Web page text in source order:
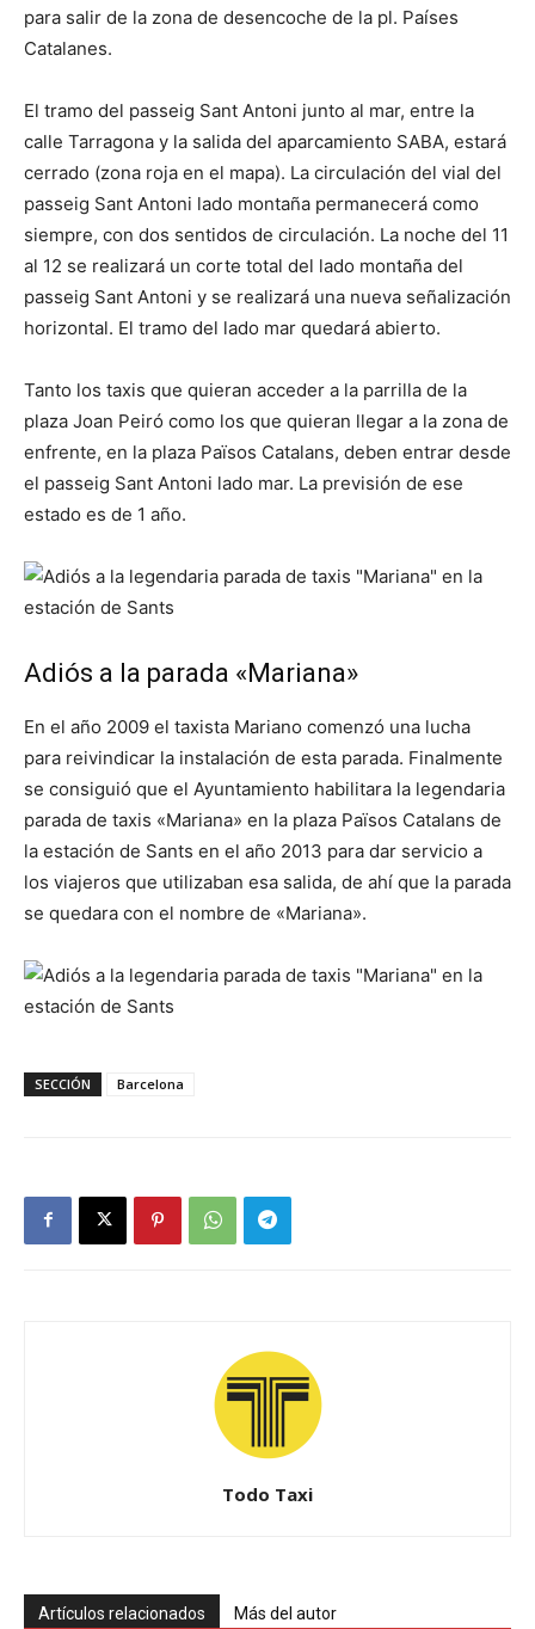
para salir de la zona de desencoche de la pl. Países
Catalanes.
El tramo del passeig Sant Antoni junto al mar, entre la
calle Tarragona y la salida del aparcamiento SABA, estará
cerrado (zona roja en el mapa). La circulación del vial del
passeig Sant Antoni lado montaña permanecerá como
siempre, con dos sentidos de circulación. La noche del 11
al 12 se realizará un corte total del lado montaña del
passeig Sant Antoni y se realizará una nueva señalización
horizontal. El tramo del lado mar quedará abierto.
Tanto los taxis que quieran acceder a la parrilla de la
plaza Joan Peiró como los que quieran llegar a la zona de
enfrente, en la plaza Països Catalans, deben entrar desde
el passeig Sant Antoni lado mar. La previsión de ese
estado es de 1 año.
Adiós a la parada «Mariana»
En el año 2009 el taxista Mariano comenzó una lucha
para reivindicar la instalación de esta parada. Finalmente
se consiguió que el Ayuntamiento habilitara la legendaria
parada de taxis «Mariana» en la plaza Països Catalans de
la estación de Sants en el año 2013 para dar servicio a
los viajeros que utilizaban esa salida, de ahí que la parada
se quedara con el nombre de «Mariana».
SECCIÓN Barcelona
Todo Taxi
Artículos relacionados Más del autor